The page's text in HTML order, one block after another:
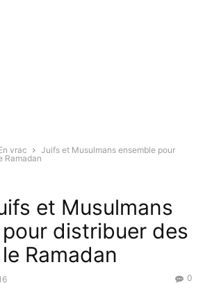
vrac
Juifs et Musulmans ensemble pour
Ramadan
et Musulmans
distribuer des
Ramadan
0